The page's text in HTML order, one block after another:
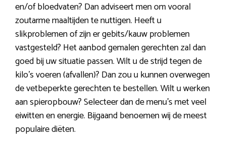
en/of bloedvaten? Dan adviseert men om vooral
zoutarme maaltijden te nuttigen. Heeft u
slikproblemen of zijn er gebits/kauw problemen
vastgesteld? Het aanbod gemalen gerechten zal dan
goed bij uw situatie passen. Wilt u de strijd tegen de
kilo’s voeren (afvallen)? Dan zou u kunnen overwegen
de vetbeperkte gerechten te bestellen. Wilt u werken
aan spieropbouw? Selecteer dan de menu’s met veel
eiwitten en energie. Bijgaand benoemen wij de meest
populaire diëten.